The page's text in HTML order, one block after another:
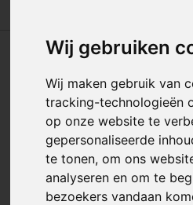
Wij gebruiken
Wij maken gebruik van
tracking-technologieën
op onze website te
gepersonaliseerde
te tonen, om ons
analyseren en om te
bezoekers vandaan
Bamboe
(300 Ml)
Artikelnummer: 293461